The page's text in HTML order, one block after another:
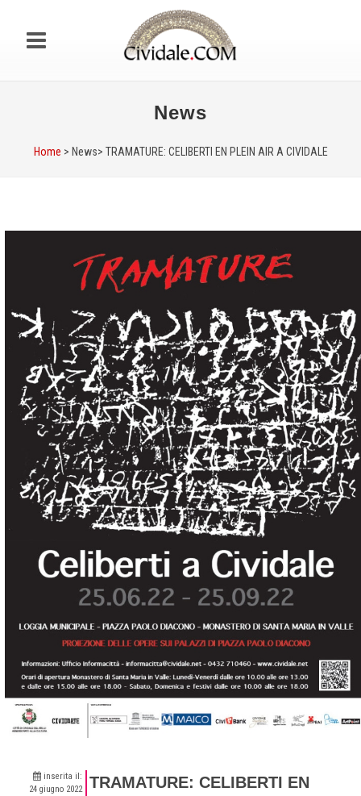
News
Home > News> TRAMATURE: CELIBERTI EN PLEIN AIR A CIVIDALE
inserita il:
24 giugno 2022
TRAMATURE: CELIBERTI EN